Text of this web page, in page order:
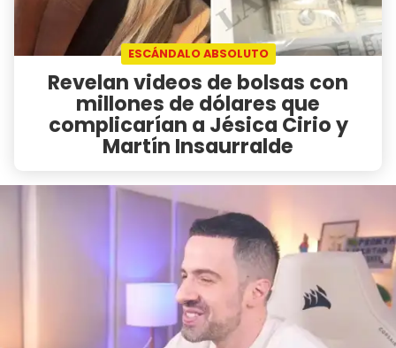
ESCÁNDALO ABSOLUTO
Revelan videos de bolsas con
millones de dólares que
complicarían a Jésica Cirio y
Martín Insaurralde